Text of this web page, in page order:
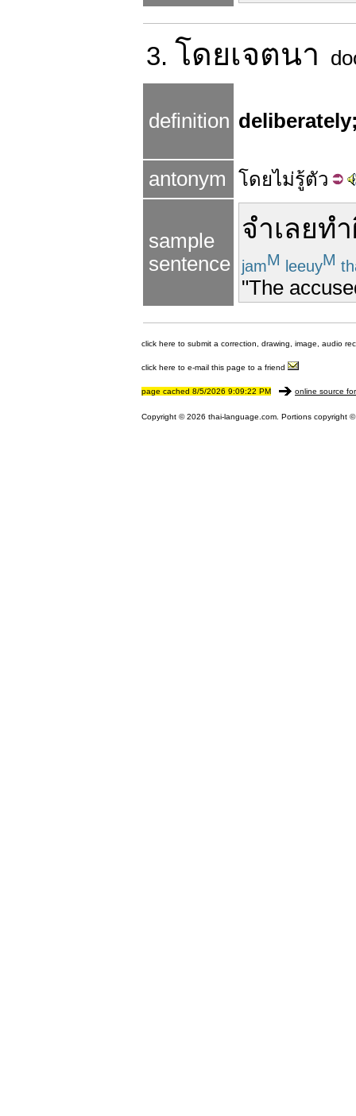
3. โดยเจตนา
definition
antonym โดยไม่รู้ตัว
sample
sentence
จำเลยท
jamM leeuyM
"The
click here to submit a correction, drawing, image, audio
click here to e-mail this page to a friend
page cached 8/5/2026 9:09:22 PM online source
Copyright © 2026 thai-language.com. Portions copyright